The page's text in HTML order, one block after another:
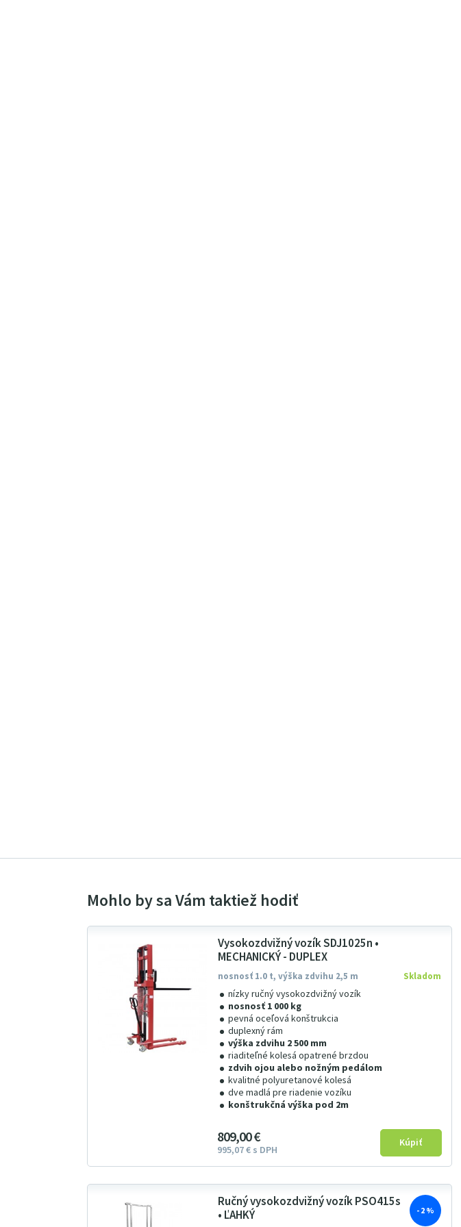
Vysokozdvižný vozík SDJ1025n •
MECHANICKÝ - DUPLEX
nosnosť 1.0 t, výška zdvihu 2,5 m
nízky ručný vysokozdvižný vozík
nosnosť 1 000 kg
pevná oceľová konštrukcia
duplexný rám
výška zdvihu 2 500 mm
riaditeľné kolesá opatrené brzdou
zdvih ojou alebo nožným pedálom
kvalitné polyuretanové kolesá
dve madlá pre riadenie vozíku
konštrukčná výška pod 2m
Skladom
809 00€
995 07€ s DPH
Ručný vysokozdvižný vozík PSO415s
• ĽAHKÝ
- 2 %